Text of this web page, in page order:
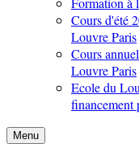
Cours d'été
Louvre Paris
Cours
Louvre Paris
Ecole du
financement
Menu